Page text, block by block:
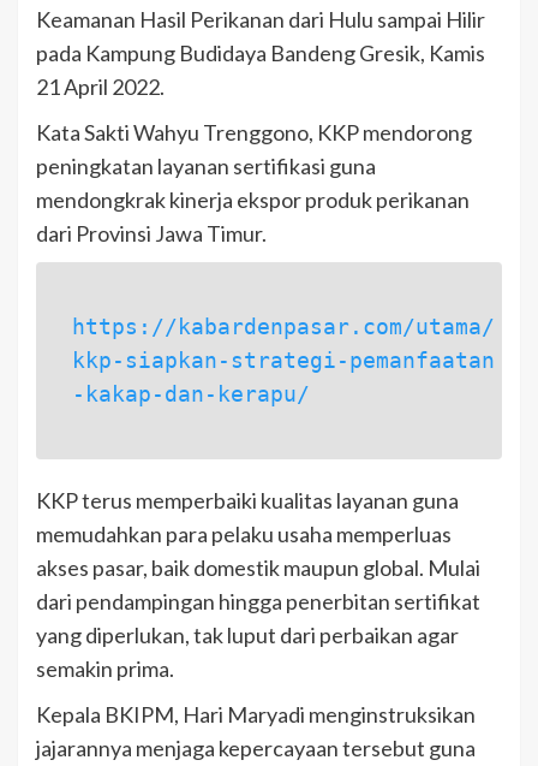
Keamanan Hasil Perikanan dari Hulu sampai Hilir
pada Kampung Budidaya Bandeng Gresik, Kamis
21 April 2022.
Kata Sakti Wahyu Trenggono, KKP mendorong
peningkatan layanan sertifikasi guna
mendongkrak kinerja ekspor produk perikanan
dari Provinsi Jawa Timur.
https://kabardenpasar.com/utama/
kkp-siapkan-strategi-pemanfaatan
-kakap-dan-kerapu/
KKP terus memperbaiki kualitas layanan guna
memudahkan para pelaku usaha memperluas
akses pasar, baik domestik maupun global. Mulai
dari pendampingan hingga penerbitan sertifikat
yang diperlukan, tak luput dari perbaikan agar
semakin prima.
Kepala BKIPM, Hari Maryadi menginstruksikan
jajarannya menjaga kepercayaan tersebut guna